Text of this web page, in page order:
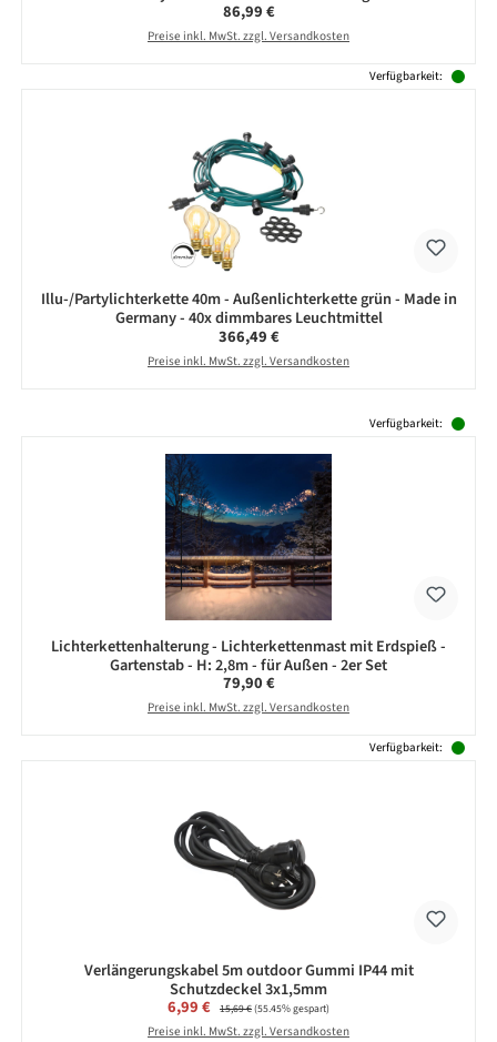
Regulärer Preis:
86,99 €
Preise inkl. MwSt. zzgl. Versandkosten
Verfügbarkeit:
Illu-/Partylichterkette 40m - Außenlichterkette grün - Made in
Germany - 40x dimmbares Leuchtmittel
Regulärer Preis:
366,49 €
Preise inkl. MwSt. zzgl. Versandkosten
Verfügbarkeit:
Lichterkettenhalterung - Lichterkettenmast mit Erdspieß -
Gartenstab - H: 2,8m - für Außen - 2er Set
Regulärer Preis:
79,90 €
Preise inkl. MwSt. zzgl. Versandkosten
Verfügbarkeit:
Verlängerungskabel 5m outdoor Gummi IP44 mit
Schutzdeckel 3x1,5mm
Verkaufspreis:
6,99 € Regulärer Preis:
15,69 €(55.45% gespart)
Preise inkl. MwSt. zzgl. Versandkosten